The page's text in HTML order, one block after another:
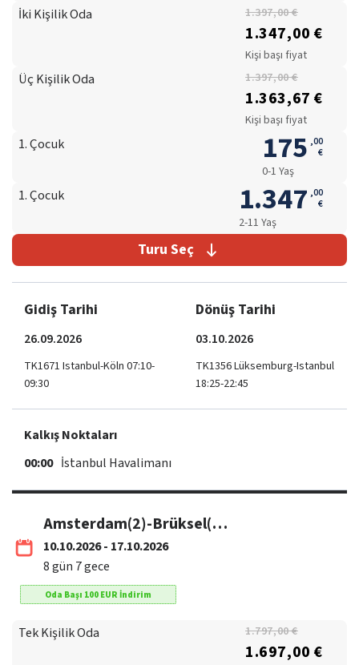
İki Kişilik Oda 1.397,00 €
1.347,00 €
Kişi başı fiyat
Üç Kişilik Oda 1.397,00 €
1.363,67 €
Kişi başı fiyat
1. Çocuk 175 ,00
€
0-1 Yaş
1. Çocuk 1.347 ,00
€
2-11 Yaş
Turu Seç
Gidiş Tarihi
26.09.2026
TK1671 Istanbul-Köln 07:10-
09:30
Dönüş Tarihi
03.10.2026
TK1356 Lüksemburg-Istanbul
18:25-22:45
Kalkış Noktaları
00:00 İstanbul Havalimanı
Amsterdam(2)-Brüksel(1)-Paris(3)-Lüksemburg(1) / THY
10.10.2026 - 17.10.2026
8gün 7gece
Oda Başı 100 EUR İndirim
Tek Kişilik Oda 1.797,00 €
1.697,00 €